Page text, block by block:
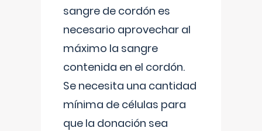
sangre de cordón es
necesario aprovechar al
máximo la sangre
contenida en el cordón.
Se necesita una cantidad
mínima de células para
que la donación sea